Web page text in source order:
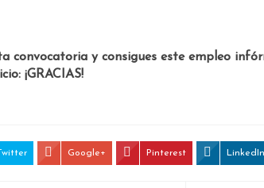
convocatoria y consigues este empleo
¡GRACIAS!
Google+ Pinterest LinkedIn